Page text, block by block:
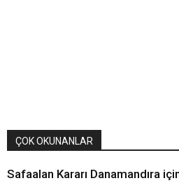
ÇOK OKUNANLAR
Safaalan Kararı Danamandıra